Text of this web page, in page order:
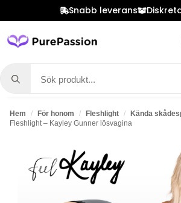
Snabb leverans
Search
for:
Hem För honom Fleshlight
Kända
Fleshlight – Kayley Gunner lösvagina